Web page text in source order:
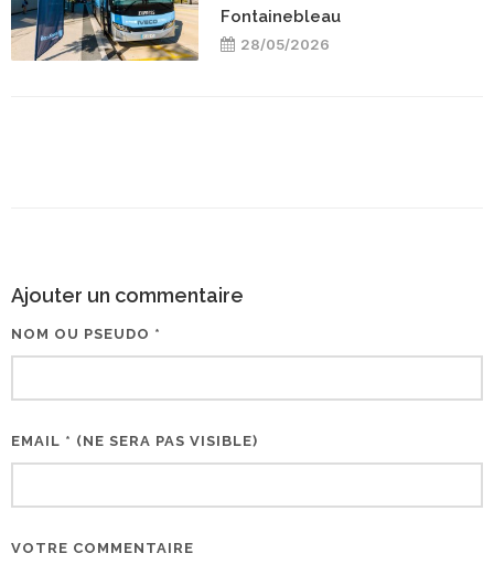
Fontainebleau
28/05/2026
Ajouter un commentaire
NOM OU PSEUDO *
EMAIL * (NE SERA PAS VISIBLE)
VOTRE COMMENTAIRE